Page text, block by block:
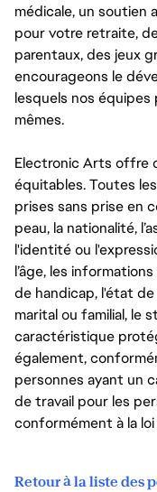
médicale, un soutien
pour votre retraite,
parentaux, des jeux
encourageons le
lesquels nos équipes
mêmes.
Electronic Arts offre
équitables. Toutes
prises sans prise en
peau, la nationalité,
l'identité ou
l’âge, les
de handicap, l'état
marital ou familial, le
caractéristique
également,
personnes ayant un
de travail pour les
conformément à la loi
Retour à la liste des